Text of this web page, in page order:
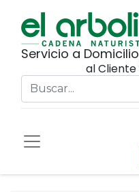
Servicio a Domicilio
al Cliente